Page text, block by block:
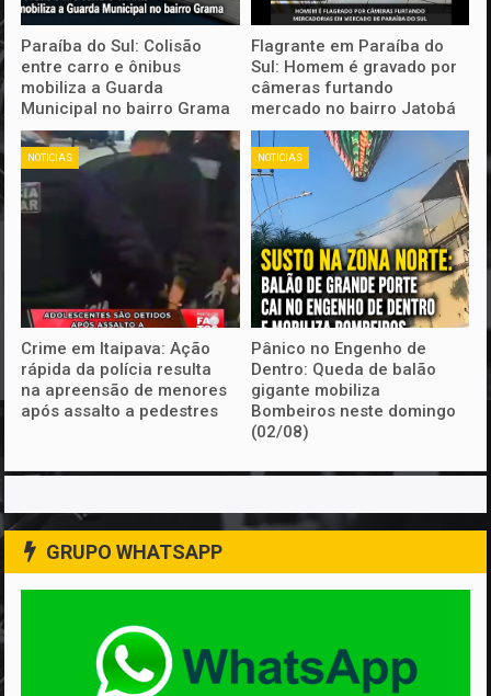
Paraíba do Sul: Colisão
entre carro e ônibus
mobiliza a Guarda
Municipal no bairro Grama
Flagrante em Paraíba do
Sul: Homem é gravado por
câmeras furtando
mercado no bairro Jatobá
NOTICIAS
Crime em Itaipava: Ação
rápida da polícia resulta
na apreensão de menores
após assalto a pedestres
NOTICIAS
Pânico no Engenho de
Dentro: Queda de balão
gigante mobiliza
Bombeiros neste domingo
(02/08)
GRUPO WHATSAPP